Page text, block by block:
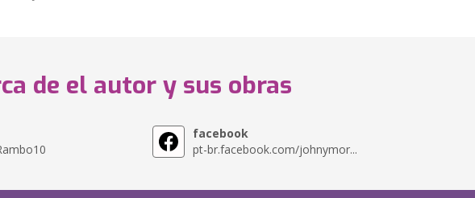
de el autor y sus obras
facebook
pt-br.facebook.com/johnymor...